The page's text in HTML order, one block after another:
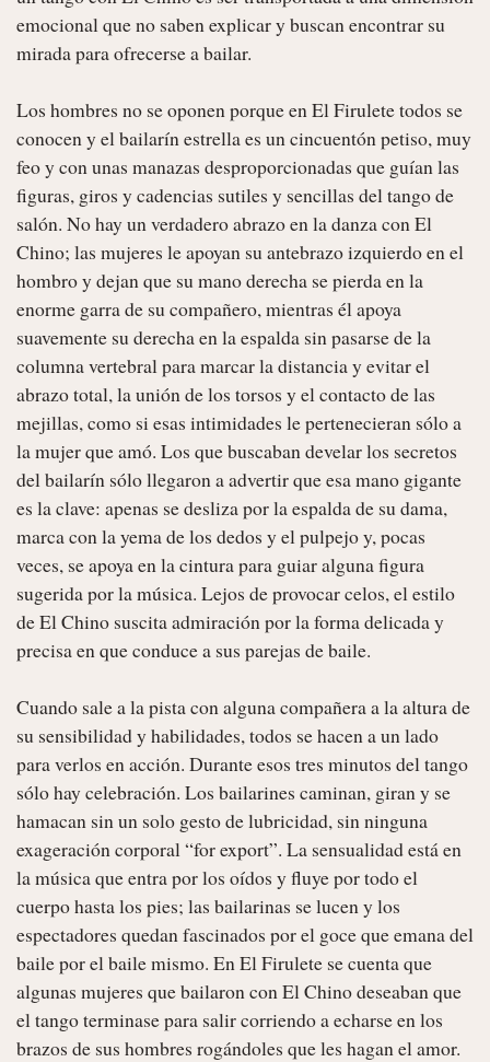
emocional que no saben explicar y buscan encontrar su
mirada para ofrecerse a bailar.
Los hombres no se oponen porque en El Firulete todos se
conocen y el bailarín estrella es un cincuentón petiso, muy
feo y con unas manazas desproporcionadas que guían las
figuras, giros y cadencias sutiles y sencillas del tango de
salón. No hay un verdadero abrazo en la danza con El
Chino; las mujeres le apoyan su antebrazo izquierdo en el
hombro y dejan que su mano derecha se pierda en la
enorme garra de su compañero, mientras él apoya
suavemente su derecha en la espalda sin pasarse de la
columna vertebral para marcar la distancia y evitar el
abrazo total, la unión de los torsos y el contacto de las
mejillas, como si esas intimidades le pertenecieran sólo a
la mujer que amó. Los que buscaban develar los secretos
del bailarín sólo llegaron a advertir que esa mano gigante
es la clave: apenas se desliza por la espalda de su dama,
marca con la yema de los dedos y el pulpejo y, pocas
veces, se apoya en la cintura para guiar alguna figura
sugerida por la música. Lejos de provocar celos, el estilo
de El Chino suscita admiración por la forma delicada y
precisa en que conduce a sus parejas de baile.
Cuando sale a la pista con alguna compañera a la altura de
su sensibilidad y habilidades, todos se hacen a un lado
para verlos en acción. Durante esos tres minutos del tango
sólo hay celebración. Los bailarines caminan, giran y se
hamacan sin un solo gesto de lubricidad, sin ninguna
exageración corporal “for export”. La sensualidad está en
la música que entra por los oídos y fluye por todo el
cuerpo hasta los pies; las bailarinas se lucen y los
espectadores quedan fascinados por el goce que emana del
baile por el baile mismo. En El Firulete se cuenta que
algunas mujeres que bailaron con El Chino deseaban que
el tango terminase para salir corriendo a echarse en los
brazos de sus hombres rogándoles que les hagan el amor.